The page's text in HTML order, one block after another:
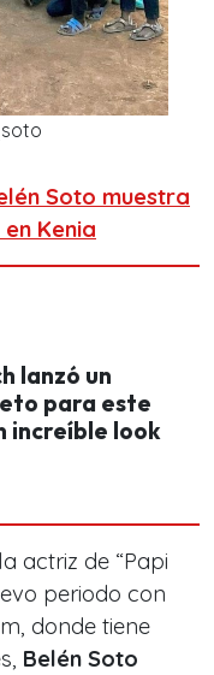
Soto muestra
Kenia
lanzó un
para este
increíble look
actriz de “Papi
periodo con
donde tiene
Belén Soto